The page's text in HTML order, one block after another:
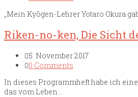
„Mein Kyōgen-Lehrer Yotaro Okura
Riken-no-ken, Die Sicht
5. November 2017
0 Comments
In dieses Programmheft habe ich
das vom Leben…